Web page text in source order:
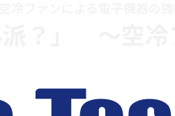
ファンによる電子機器の強
？」 ～空冷